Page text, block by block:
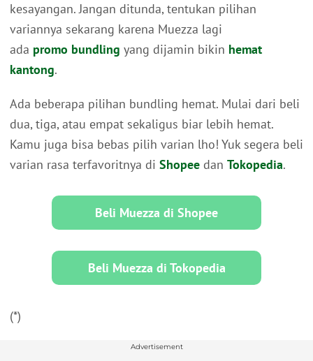
kesayangan. Jangan ditunda, tentukan pilihan
variannya sekarang karena Muezza lagi
ada promo bundling yang dijamin bikin hemat
kantong.
Ada beberapa pilihan bundling hemat. Mulai dari beli
dua, tiga, atau empat sekaligus biar lebih hemat.
Kamu juga bisa bebas pilih varian lho! Yuk segera beli
varian rasa terfavoritnya di Shopee dan Tokopedia.
Beli Muezza di Shopee
Beli Muezza di Tokopedia
(*)
Advertisement